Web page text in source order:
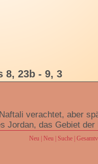
8, 23b - 9, 3
verachtet, aber
Jordan, das Gebiet der
denen, die im Land
Neu | Neu | Suche |